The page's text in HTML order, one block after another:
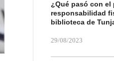
¿Qué pasó con el
responsabilidad
biblioteca de
29/08/2023